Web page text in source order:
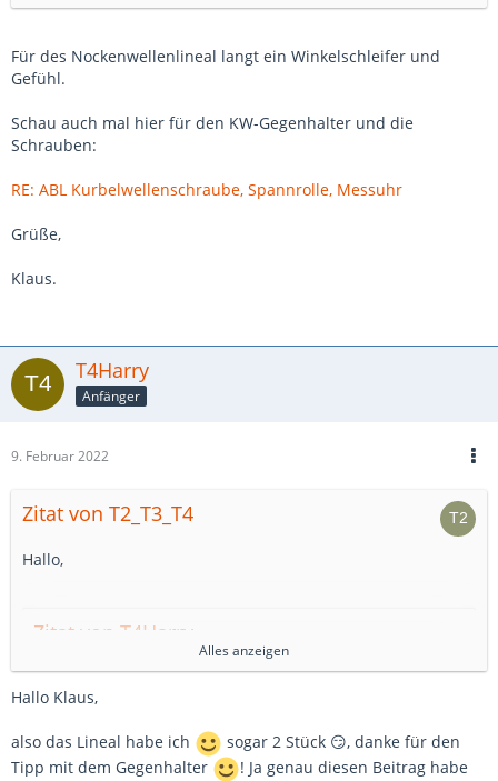
Für des Nockenwellenlineal langt ein Winkelschleifer und
Gefühl.
Schau auch mal hier für den KW-Gegenhalter und die
Schrauben:
RE: ABL Kurbelwellenschraube, Spannrolle, Messuhr
Grüße,
Klaus.
T4Harry
Anfänger
9. Februar 2022
Zitat von T2_T3_T4
Hallo,
Zitat von T4Harry
Einzig der gegenhalter für die Nockenwelle und die Kw
Fehlen mir.. Aber hab ja en Schweißgerät da brutzel ich
Alles anzeigen
Hallo Klaus,
also das Lineal habe ich
sogar 2 Stück 😏, danke für den
Tipp mit dem Gegenhalter
! Ja genau diesen Beitrag habe